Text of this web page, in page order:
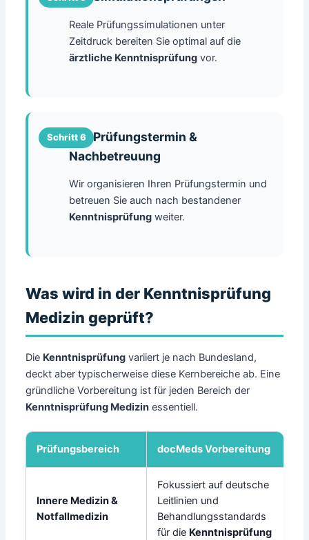
Reale Prüfungssimulationen unter
Zeitdruck bereiten Sie optimal auf die
ärztliche Kenntnisprüfungvor.
.......Prüfungstermin &
Nachbetreuung
Wir organisieren Ihren Prüfungstermin und
betreuen Sie auch nach bestandener
Kenntnisprüfungweiter.
Was wird in der Kenntnisprüfung
Medizin geprüft?
Die Kenntnisprüfung variiert je nach Bundesland,
deckt aber typischerweise diese Kernbereiche ab. Eine
gründliche Vorbereitung ist für jeden Bereich der
Kenntnisprüfung Medizin essentiell.
Prüfungsbereich docMeds Vorbereitung
Innere Medizin &
Notfallmedizin
Fokussiert auf deutsche
Leitlinien und
Behandlungsstandards
für die Kenntnisprüfung